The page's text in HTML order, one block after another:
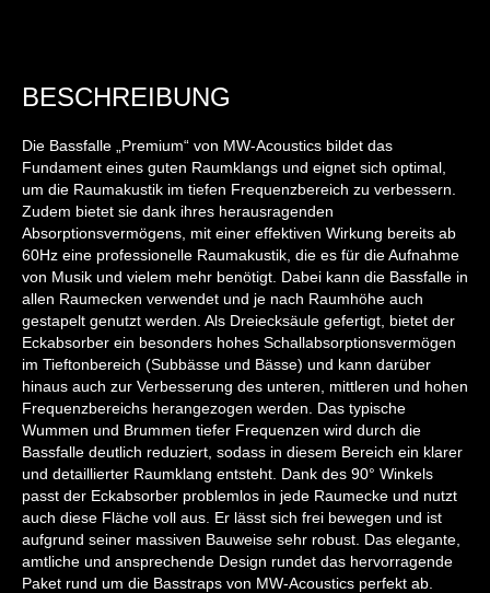
BESCHREIBUNG
Die Bassfalle „Premium“ von MW-Acoustics bildet das
Fundament eines guten Raumklangs und eignet sich optimal,
um die Raumakustik im tiefen Frequenzbereich zu verbessern.
Zudem bietet sie dank ihres herausragenden
Absorptionsvermögens, mit einer effektiven Wirkung bereits ab
60Hz eine professionelle Raumakustik, die es für die Aufnahme
von Musik und vielem mehr benötigt. Dabei kann die Bassfalle in
allen Raumecken verwendet und je nach Raumhöhe auch
gestapelt genutzt werden. Als Dreiecksäule gefertigt, bietet der
Eckabsorber ein besonders hohes Schallabsorptionsvermögen
im Tieftonbereich (Subbässe und Bässe) und kann darüber
hinaus auch zur Verbesserung des unteren, mittleren und hohen
Frequenzbereichs herangezogen werden. Das typische
Wummen und Brummen tiefer Frequenzen wird durch die
Bassfalle deutlich reduziert, sodass in diesem Bereich ein klarer
und detaillierter Raumklang entsteht. Dank des 90° Winkels
passt der Eckabsorber problemlos in jede Raumecke und nutzt
auch diese Fläche voll aus. Er lässt sich frei bewegen und ist
aufgrund seiner massiven Bauweise sehr robust. Das elegante,
amtliche und ansprechende Design rundet das hervorragende
Paket rund um die Basstraps von MW-Acoustics perfekt ab.